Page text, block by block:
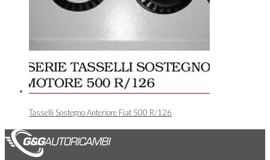
Tasselli Sostegno Anteriore Fiat 500 R/126